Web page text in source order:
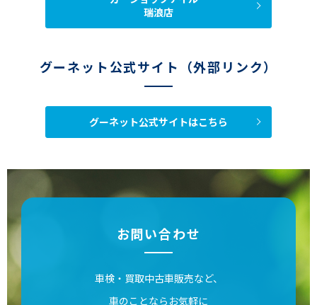
瑞浪店
グーネット公式サイト（外部リンク）
グーネット公式サイトはこちら
お問い合わせ
車検・買取中古車販売など、
車のことならお気軽に